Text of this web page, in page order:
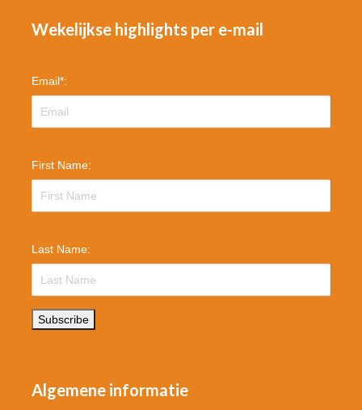
Wekelijkse highlights per e-mail
Email*:
First Name:
Last Name:
Subscribe
Algemene informatie